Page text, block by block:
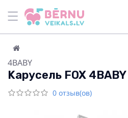
4BABY
Kарусель FOX
0 отзыв(ов)